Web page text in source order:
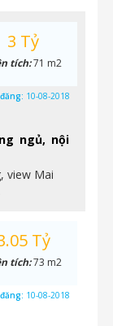
ngủ, nội
view Mai
3 Tỷ
tích:71 m2
10-08-2018
Tỷ
tích:73 m2
10-08-2018